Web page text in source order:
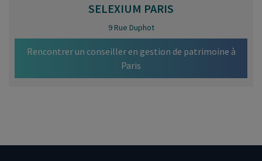
SELEXIUM PARIS
9 Rue Duphot
Rencontrer un conseiller en gestion de patrimoine à
Paris